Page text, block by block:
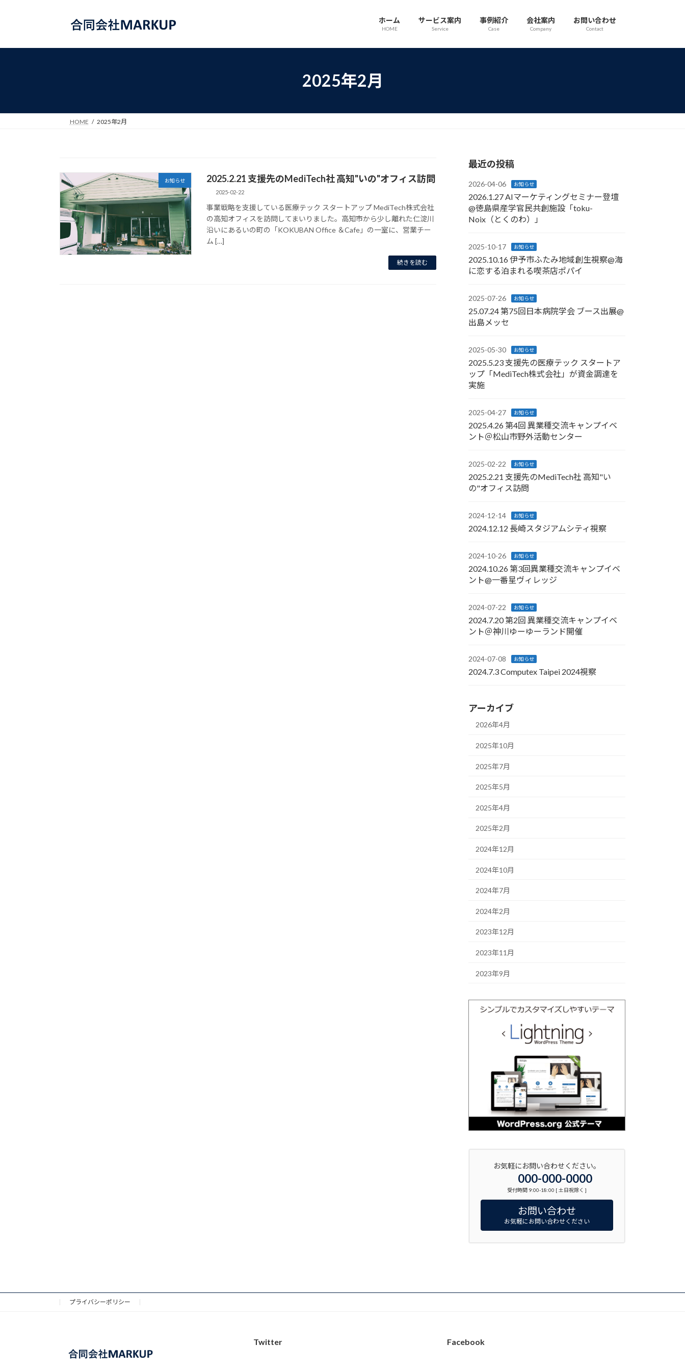
プ
動
ホーム
HOME
サービス案内
Service
事例紹介
Case
会社案内
Company
お問い合わせ
Contact
2025年2月
HOME 2025年2月
お知らせ 2025.2.21 支援先のMediTech社 高知"いの"オフィス訪問
2025-02-22
事業戦略を支援している医療テック スタートアップ MediTech株式会社
の高知オフィスを訪問してまいりました。高知市から少し離れた仁淀川
沿いにあるいの町の「KOKUBAN Office ＆Cafe」の一室に、営業チー
ム […]
続きを読む
最近の投稿
2026-04-06 お知らせ
2026.1.27 AIマーケティングセミナー登壇
@徳島県産学官民共創施設「toku-
Noix（とくのわ）」
2025-10-17 お知らせ
2025.10.16 伊予市ふたみ地域創生視察@海
に恋する泊まれる喫茶店ポパイ
2025-07-26 お知らせ
25.07.24 第75回日本病院学会 ブース出展@
出島メッセ
2025-05-30 お知らせ
2025.5.23 支援先の医療テック スタートア
ップ「MediTech株式会社」が資金調達を
実施
2025-04-27 お知らせ
2025.4.26 第4回 異業種交流キャンプイベ
ント＠松山市野外活動センター
2025-02-22 お知らせ
2025.2.21 支援先のMediTech社 高知"い
の"オフィス訪問
2024-12-14 お知らせ
2024.12.12 長崎スタジアムシティ視察
2024-10-26 お知らせ
2024.10.26 第3回異業種交流キャンプイベ
ント@一番星ヴィレッジ
2024-07-22 お知らせ
2024.7.20 第2回 異業種交流キャンプイベ
ント＠神川ゆーゆーランド開催
2024-07-08 お知らせ
2024.7.3 Computex Taipei 2024視察
アーカイブ
2026年4月
2025年10月
2025年7月
2025年5月
2025年4月
2025年2月
2024年12月
2024年10月
2024年7月
2024年2月
2023年12月
2023年11月
2023年9月
お気軽にお問い合わせください。
000-000-0000
受付時間 9:00-18:00 [ 土日祝除く ]
お問い合わせ
お気軽にお問い合わせください
プライバシーポリシー
Twitter Facebook